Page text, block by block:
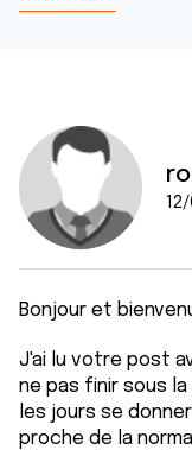
Bonjour et
J'ai lu votre post
ne pas finir sous
les jours se
proche de la